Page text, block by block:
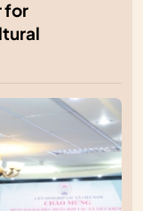
for